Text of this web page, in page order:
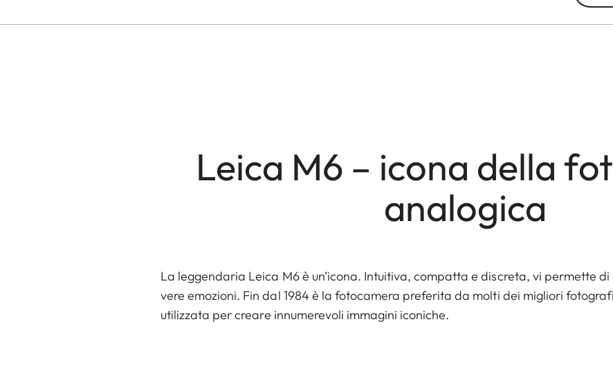
Leica M6 – icona della
analogica
La leggendaria Leica M6 è un’icona. Intuitiva, compatta e discreta, vi permette
vere emozioni. Fin dal 1984 è la fotocamera preferita da molti dei migliori
utilizzata per creare innumerevoli immagini iconiche.